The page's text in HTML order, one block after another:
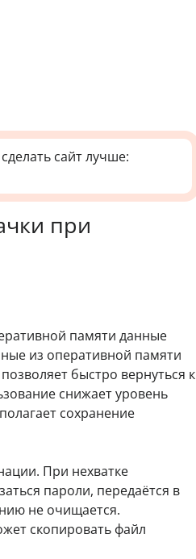
сайт лучше:
при
памяти данные
из оперативной памяти
быстро вернуться к
снижает уровень
сохранение
При нехватке
пароли, передаётся в
не очищается.
скопировать файл